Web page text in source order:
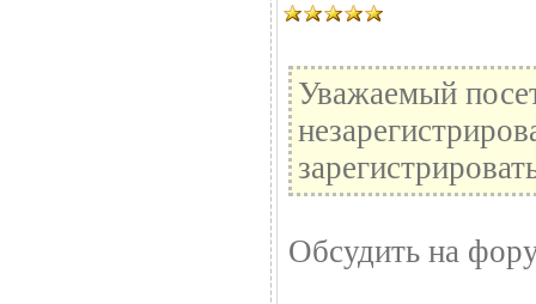
Уважаемый
Обсудить на